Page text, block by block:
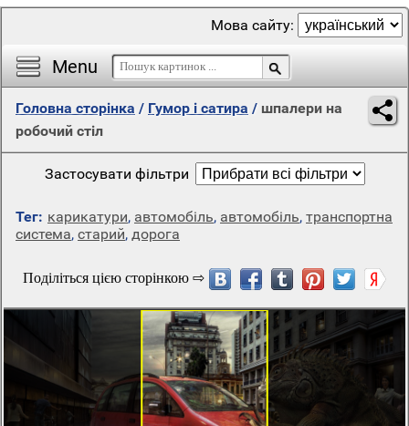
Menu
Мова сайту:
Головна сторінка / Гумор і сатира / шпалери на
робочий стіл
Застосувати фільтри
Тег: карикатури, автомобіль, автомобіль, транспортна
система, старий, дорога